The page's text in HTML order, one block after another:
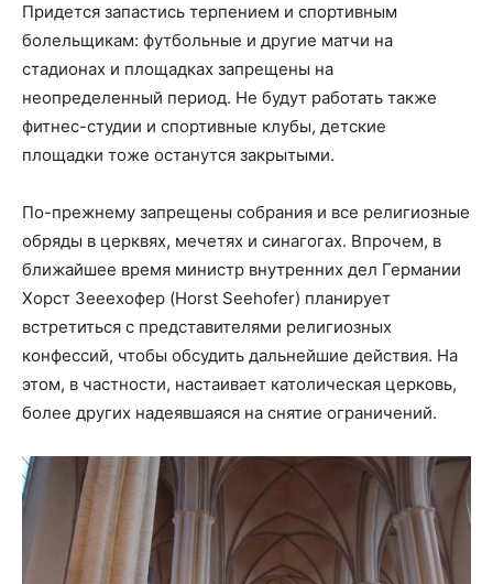
Придется запастись терпением и спортивным
болельщикам: футбольные и другие матчи на
стадионах и площадках запрещены на
неопределенный период. Не будут работать также
фитнес-студии и спортивные клубы, детские
площадки тоже останутся закрытыми.
По-прежнему запрещены собрания и все религиозные
обряды в церквях, мечетях и синагогах. Впрочем, в
ближайшее время министр внутренних дел Германии
Хорст Зееехофер (Horst Seehofer) планирует
встретиться с представителями религиозных
конфессий, чтобы обсудить дальнейшие действия. На
этом, в частности, настаивает католическая церковь,
более других надеявшаяся на снятие ограничений.